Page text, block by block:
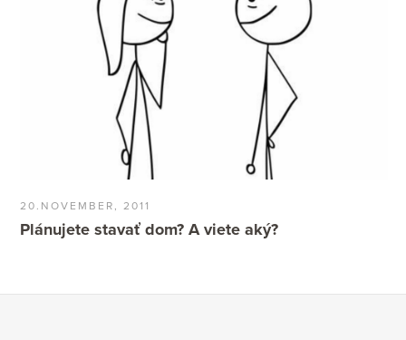
20.NOVEMBER, 2011
Plánujete stavať dom? A viete aký?